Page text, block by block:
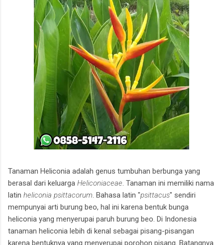
Tanaman Heliconia adalah genus tumbuhan berbunga yang
berasal dari keluarga Heliconiaceae . Tanaman ini memiliki nama
latin heliconia psittacorum . Bahasa latin "psittacus" sendiri
mempunyai arti burung beo, hal ini karena bentuk bunga
heliconia yang menyerupai paruh burung beo. Di Indonesia
tanaman heliconia lebih di kenal sebagai pisang-pisangan
karena bentuknya yang menyerupai porohon pisang. Batangnya